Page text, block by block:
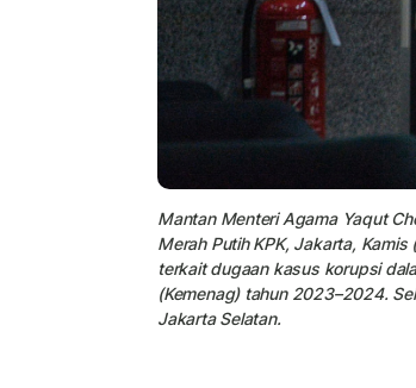
Mantan Menteri Agama Yaqut
Merah Putih KPK, Jakarta,
terkait dugaan kasus korupsi
(Kemenag) tahun 2023–2024.
Jakarta Selatan.